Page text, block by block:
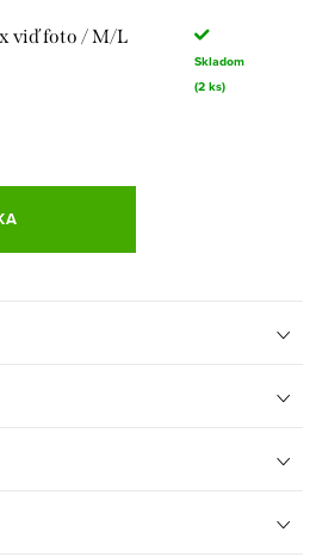
viď foto / M/L
Skladom
(2 ks)